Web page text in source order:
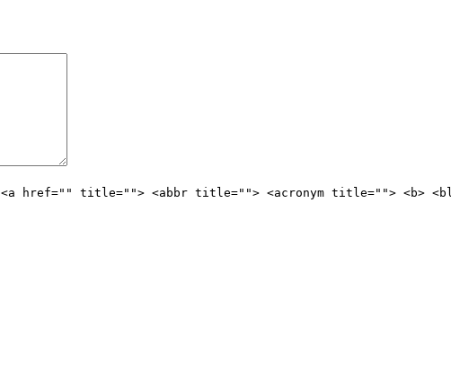
<a href="" title=""> <abbr title=""> <acronym title=""> <b>